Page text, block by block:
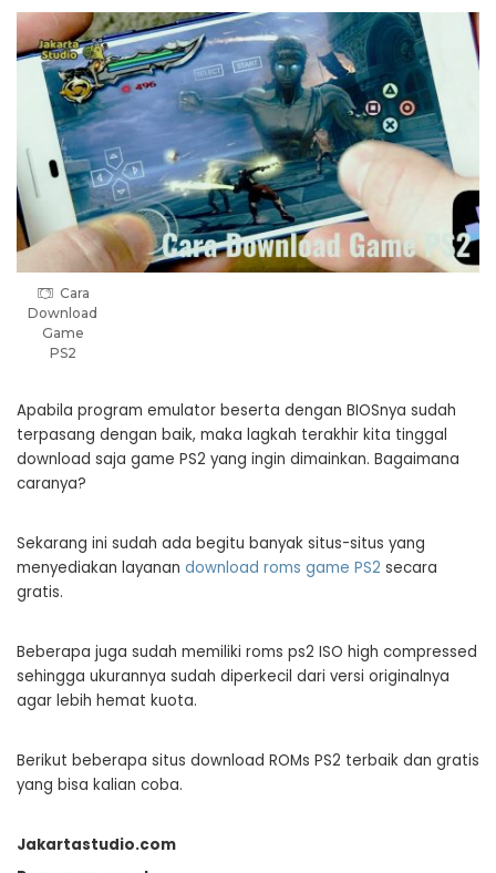
Cara
Download
Game
PS2
Apabila program emulator beserta dengan BIOSnya sudah
terpasang dengan baik, maka lagkah terakhir kita tinggal
download saja game PS2 yang ingin dimainkan. Bagaimana
caranya?
Sekarang ini sudah ada begitu banyak situs-situs yang
menyediakan layanan download roms game PS2 secara
gratis.
Beberapa juga sudah memiliki roms ps2 ISO high compressed
sehingga ukurannya sudah diperkecil dari versi originalnya
agar lebih hemat kuota.
Berikut beberapa situs download ROMs PS2 terbaik dan gratis
yang bisa kalian coba.
Jakartastudio.com